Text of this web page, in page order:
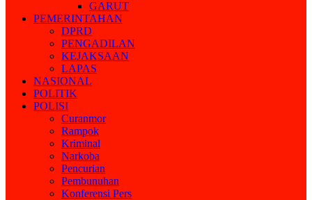
GARUT
PEMERINTAHAN
DPRD
PENGADILAN
KEJAKSAAN
LAPAS
NASIONAL
POLITIK
POLISI
Curanmor
Rampok
Kriminal
Narkoba
Pencurian
Pembunuhan
Konferensi Pers